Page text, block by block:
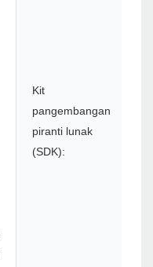
Kit
pangembangan
piranti lunak
(SDK):